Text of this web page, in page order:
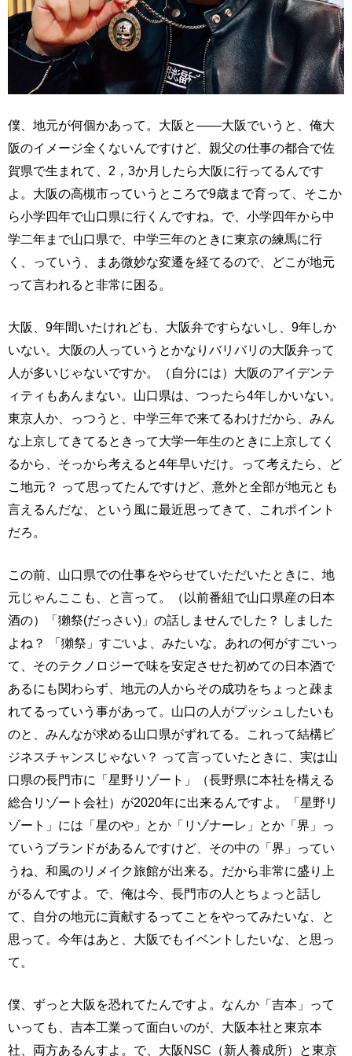
僕、地元が何個かあって。大阪と――大阪でいうと、俺大
阪のイメージ全くないんですけど、親父の仕事の都合で佐
賀県で生まれて、2，3か月したら大阪に行ってるんです
よ。大阪の高槻市っていうところで9歳まで育って、そこか
ら小学四年で山口県に行くんですね。で、小学四年から中
学二年まで山口県で、中学三年のときに東京の練馬に行
く、っていう、まあ微妙な変遷を経てるので、どこが地元
って言われると非常に困る。
大阪、9年間いたけれども、大阪弁ですらないし、9年しか
いない。大阪の人っていうとかなりバリバリの大阪弁って
人が多いじゃないですか。（自分には）大阪のアイデンテ
ィティもあんまない。山口県は、つったら4年しかいない。
東京人か、っつうと、中学三年で来てるわけだから、みん
な上京してきてるときって大学一年生のときに上京してく
るから、そっから考えると4年早いだけ。って考えたら、ど
こ地元？ って思ってたんですけど、意外と全部が地元とも
言えるんだな、という風に最近思ってきて、これポイント
だろ。
この前、山口県での仕事をやらせていただいたときに、地
元じゃんここも、と言って。（以前番組で山口県産の日本
酒の）「獺祭(だっさい)」の話しませんでした？ しました
よね？ 「獺祭」すごいよ、みたいな。あれの何がすごいっ
て、そのテクノロジーで味を安定させた初めての日本酒で
あるにも関わらず、地元の人からその成功をちょっと疎ま
れてるっていう事があって。山口の人がプッシュしたいも
のと、みんなが求める山口県がずれてる。これって結構ビ
ジネスチャンスじゃない？ って言っていたときに、実は山
口県の長門市に「星野リゾート」（長野県に本社を構える
総合リゾート会社）が2020年に出来るんですよ。「星野リ
ゾート」には「星のや」とか「リゾナーレ」とか「界」っ
ていうブランドがあるんですけど、その中の「界」ってい
うね、和風のリメイク旅館が出来る。だから非常に盛り上
がるんですよ。で、俺は今、長門市の人とちょっと話し
て、自分の地元に貢献するってことをやってみたいな、と
思って。今年はあと、大阪でもイベントしたいな、と思っ
て。
僕、ずっと大阪を恐れてたんですよ。なんか「吉本」って
いっても、吉本工業って面白いのが、大阪本社と東京本
社、両方あるんすよ。で、大阪NSC（新人養成所）と東京